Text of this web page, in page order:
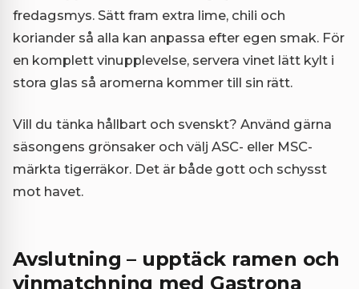
fredagsmys. Sätt fram extra lime, chili och
koriander så alla kan anpassa efter egen smak. För
en komplett vinupplevelse, servera vinet lätt kylt i
stora glas så aromerna kommer till sin rätt.
Vill du tänka hållbart och svenskt? Använd gärna
säsongens grönsaker och välj ASC- eller MSC-
märkta tigerräkor. Det är både gott och schysst
mot havet.
Avslutning – upptäck ramen och
vinmatchning med Gastrona